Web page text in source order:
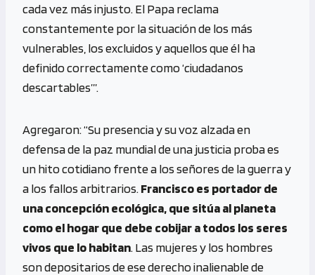
cada vez más injusto. El Papa reclama
constantemente por la situación de los más
vulnerables, los excluidos y aquellos que él ha
definido correctamente como ‘ciudadanos
descartables’”.
Agregaron: “Su presencia y su voz alzada en
defensa de la paz mundial de una justicia proba es
un hito cotidiano frente a los señores de la guerra y
a los fallos arbitrarios. Francisco es portador de
una concepción ecológica, que sitúa al planeta
como el hogar que debe cobijar a todos los seres
vivos que lo habitan. Las mujeres y los hombres
son depositarios de ese derecho inalienable de